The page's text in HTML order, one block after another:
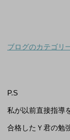
ブログのカテゴリ
P.S
私が以前直接指導
合格したＹ君の勉